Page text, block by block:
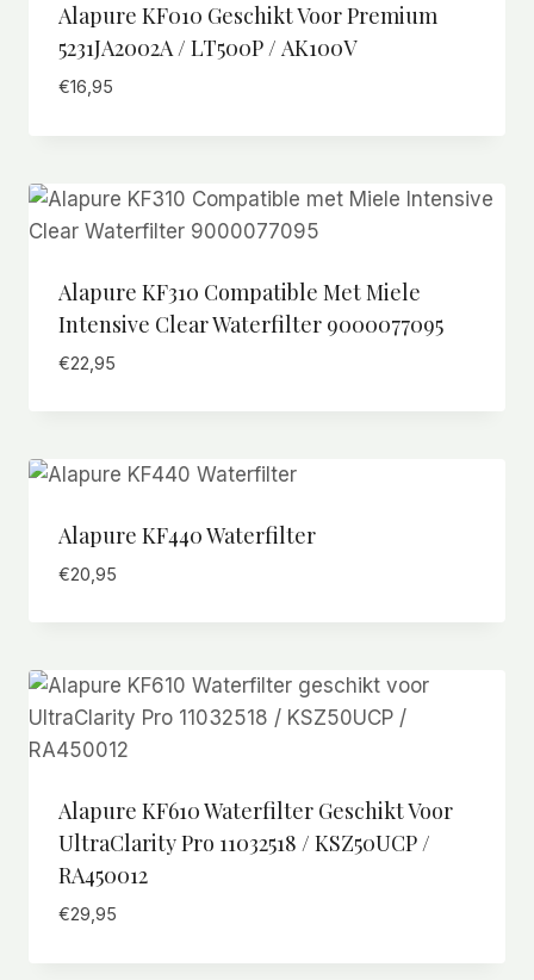
Alapure KF010 Geschikt Voor Premium
5231JA2002A / LT500P / AK100V
€16,95
Alapure KF310 Compatible Met Miele
Intensive Clear Waterfilter 9000077095
€22,95
Alapure KF440 Waterfilter
€20,95
Alapure KF610 Waterfilter Geschikt Voor
UltraClarity Pro 11032518 / KSZ50UCP /
RA450012
€29,95